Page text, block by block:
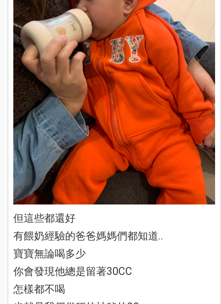
但這些都還好
有餵奶經驗的爸爸媽媽們都知道..
寶寶無論喝多少
你會發現他總是留著30CC
怎樣都不喝